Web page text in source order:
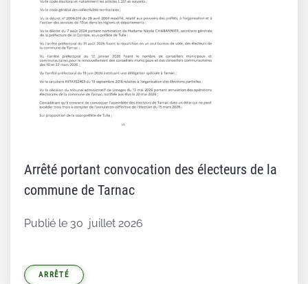
Arrêté portant convocation des électeurs de la
commune de Tarnac
Publié le 30 juillet 2026
ARRÊTÉ